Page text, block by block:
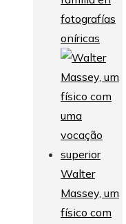
fotografías
oníricas
Walter
Massey, um
físico com